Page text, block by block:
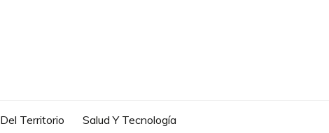
Del Territorio Salud Y Tecnología